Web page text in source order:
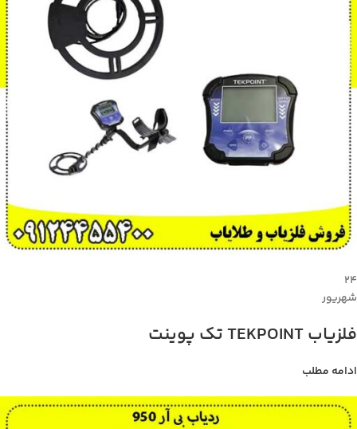
۲۴
شهریور
فلزیاب TEKPOINT تک پوینت
ادامه مطلب